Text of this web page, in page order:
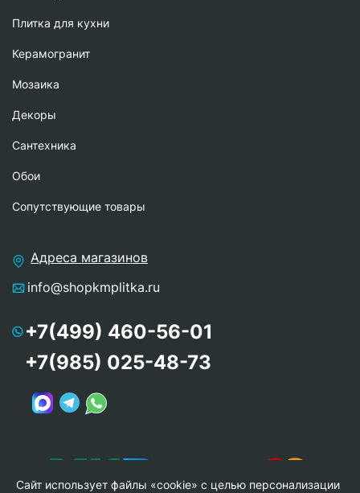
Плитка для кухни
Керамогранит
Мозаика
Декоры
Сантехника
Обои
Сопутствующие товары
Адреса магазинов
info@shopkmplitka.ru
+7(499) 460-56-01
+7(985) 025-48-73
Сайт использует файлы «cookie» с целью персонализации